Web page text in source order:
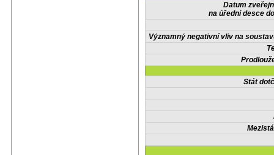
Datum
na úřední desce
Významný negativní vliv na
Stát